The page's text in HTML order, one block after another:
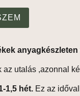
anyagkészleten
az utalás ,azonnal
1,5 hét. Ez az